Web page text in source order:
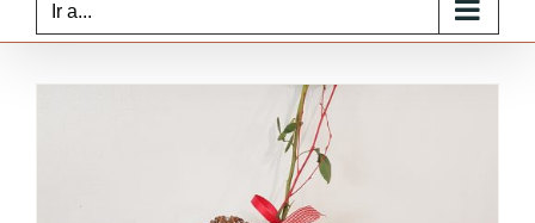
Ir a...